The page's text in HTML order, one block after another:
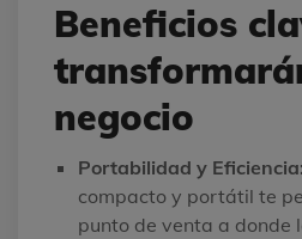
Beneficios
negocio
Portabilidad y Eficiencia:
compacto y portátil te
punto de venta a donde